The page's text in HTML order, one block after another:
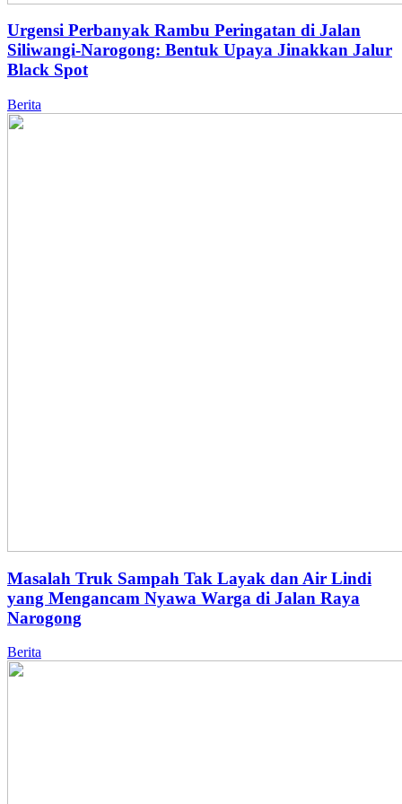
Urgensi Perbanyak Rambu Peringatan di Jalan
Siliwangi-Narogong: Bentuk Upaya Jinakkan Jalur
Black Spot
Berita
Masalah Truk Sampah Tak Layak dan Air Lindi
yang Mengancam Nyawa Warga di Jalan Raya
Narogong
Berita